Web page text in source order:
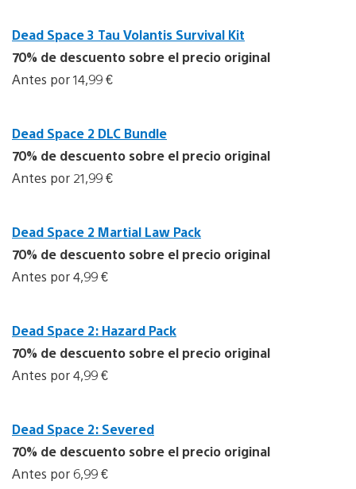
Dead Space 3 Tau Volantis Survival Kit
70% de descuento sobre el precio original
Antes por 14,99 €
Dead Space 2 DLC Bundle
70% de descuento sobre el precio original
Antes por 21,99 €
Dead Space 2 Martial Law Pack
70% de descuento sobre el precio original
Antes por 4,99 €
Dead Space 2: Hazard Pack
70% de descuento sobre el precio original
Antes por 4,99 €
Dead Space 2: Severed
70% de descuento sobre el precio original
Antes por 6,99 €